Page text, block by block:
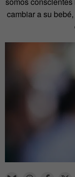
cambiar a su